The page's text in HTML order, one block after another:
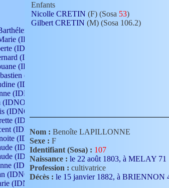
(IDNO 330)
(IDNO 165)
(IDNO 449)
(IDNO 4)
(IDNO 4)
(IDNO 4)
(IDNO 105)
(IDNO 420)
210)
(IDNO 420)
(IDNO 210)
(IDNO 210)
(IDNO 451)
(IDNO 902)
(IDNO 902)
(IDNO 199)
(IDNO 954)
(IDNO )
Enfants
Nicolle CRETIN (F) (Sosa 53)
Gilbert CRETIN (M) (Sosa 106.2)
Nom : Benoîte LAPILLONNE
Sexe : F
Identifiant (Sosa) : 107
Naissance : le 22 août 1803, à MELAY 71
Profession : cultivatrice
Décès : le 15 janvier 1882, à BRIENNON